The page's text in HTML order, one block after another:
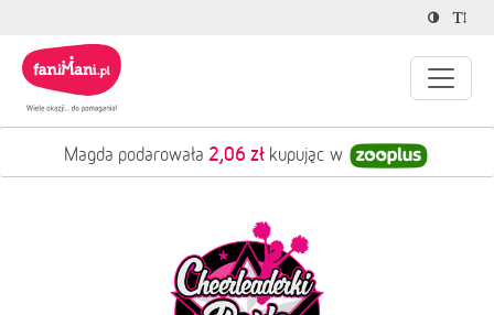
Magda podarowała 2,06 zł kupując w